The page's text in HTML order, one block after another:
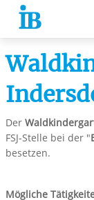
Springe zum Inhalt
Der
FSJ-Stelle bei der "
besetzen.
Mögliche